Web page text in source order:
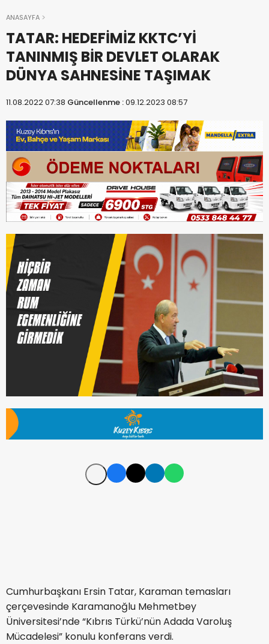
ANASAYFA
TATAR: HEDEFİMİZ KKTC’Yİ
TANINMIŞ BİR DEVLET OLARAK
DÜNYA SAHNESİNE TAŞIMAK
11.08.2022 07:38 Güncellenme :09.12.2023 08:57
Cumhurbaşkanı Ersin Tatar, Karaman temasları
çerçevesinde Karamanoğlu Mehmetbey
Üniversitesi’nde “Kıbrıs Türkü’nün Adada Varoluş
Mücadelesi” konulu konferans verdi.